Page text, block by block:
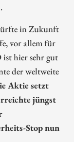
in Zukunft
vor allem für
hier sehr gut
der weltweite
Aktie setzt
jüngst
Stop nun